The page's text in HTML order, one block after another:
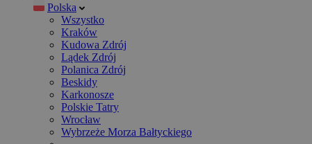
Polska
Wszystko
Kraków
Kudowa Zdrój
Lądek Zdrój
Polanica Zdrój
Beskidy
Karkonosze
Polskie Tatry
Wrocław
Wybrzeże Morza Bałtyckiego